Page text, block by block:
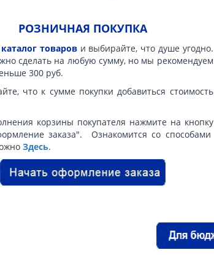
РОЗНИЧНАЯ ПОКУПКА
каталог товарови выбирайте, что душе угодно.
сделать на любую сумму, но мы рекомендуем
300 руб.
что к сумме покупки добавиться стоимость
корзины покупателя нажмите на кнопку
заказа". Ознакомится со способами
Здесь.